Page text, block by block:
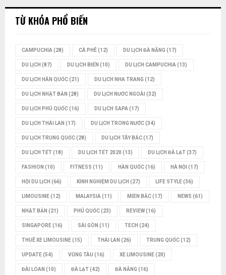
TỪ KHÓA PHỔ BIẾN
CAMPUCHIA(28) CÀ PHÊ(12) DU LỊCH ĐÀ NẴNG (17)
DU LỊCH (87) DU LỊCH BIỂN (10) DU LỊCH CAMPUCHIA(13)
DU LỊCH HÀN QUỐC(21) DU LỊCH NHA TRANG (12)
DU LỊCH NHẬT BẢN (28) DU LỊCH NƯỚC NGOÀI (32)
DU LỊCH PHÚ QUỐC(16) DU LỊCH SAPA(17)
DU LỊCH THÁI LAN (17) DU LỊCH TRONG NƯỚC(34)
DU LỊCH TRUNG QUỐC(28) DU LỊCH TÂY BẮC(17)
DU LỊCH TẾT(18) DU LỊCH TẾT 2020 (13) DU LỊCH ĐÀ LẠT(37)
FASHION (10) FITNESS (11) HÀN QUỐC(16) HÀ NỘI (17)
HỘI DU LỊCH (66) KINH NGHIỆM DU LỊCH (27) LIFE STYLE(36)
LIMOUSINE(12) MALAYSIA(11) MIỀN BẮC(17) NEWS (61)
NHẬT BẢN (21) PHÚ QUỐC(23) REVIEW(16)
SINGAPORE(16) SÀI GÒN (11) TECH (24)
THUÊ XE LIMOUSINE(15) THÁI LAN (26) TRUNG QUỐC(12)
UPDATE(54) VŨNG TÀU (16) XE LIMOUSINE(20)
ĐÀI LOAN (10) ĐÀ LẠT(42) ĐÀ NẴNG (16)